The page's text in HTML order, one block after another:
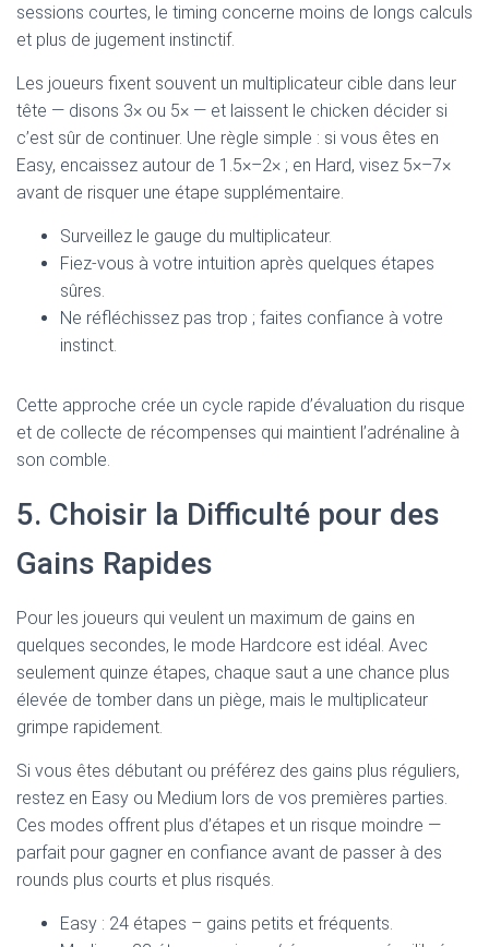
sessions courtes, le timing concerne moins de longs calculs
et plus de jugement instinctif.
Les joueurs fixent souvent un multiplicateur cible dans leur
tête — disons 3× ou 5× — et laissent le chicken décider si
c’est sûr de continuer. Une règle simple : si vous êtes en
Easy, encaissez autour de 1.5×–2× ; en Hard, visez 5×–7×
avant de risquer une étape supplémentaire.
Surveillez le gauge du multiplicateur.
Fiez-vous à votre intuition après quelques étapes
sûres.
Ne réfléchissez pas trop ; faites confiance à votre
instinct.
Cette approche crée un cycle rapide d’évaluation du risque
et de collecte de récompenses qui maintient l’adrénaline à
son comble.
5. Choisir la Difficulté pour des
Gains Rapides
Pour les joueurs qui veulent un maximum de gains en
quelques secondes, le mode Hardcore est idéal. Avec
seulement quinze étapes, chaque saut a une chance plus
élevée de tomber dans un piège, mais le multiplicateur
grimpe rapidement.
Si vous êtes débutant ou préférez des gains plus réguliers,
restez en Easy ou Medium lors de vos premières parties.
Ces modes offrent plus d’étapes et un risque moindre —
parfait pour gagner en confiance avant de passer à des
rounds plus courts et plus risqués.
Easy : 24 étapes – gains petits et fréquents.